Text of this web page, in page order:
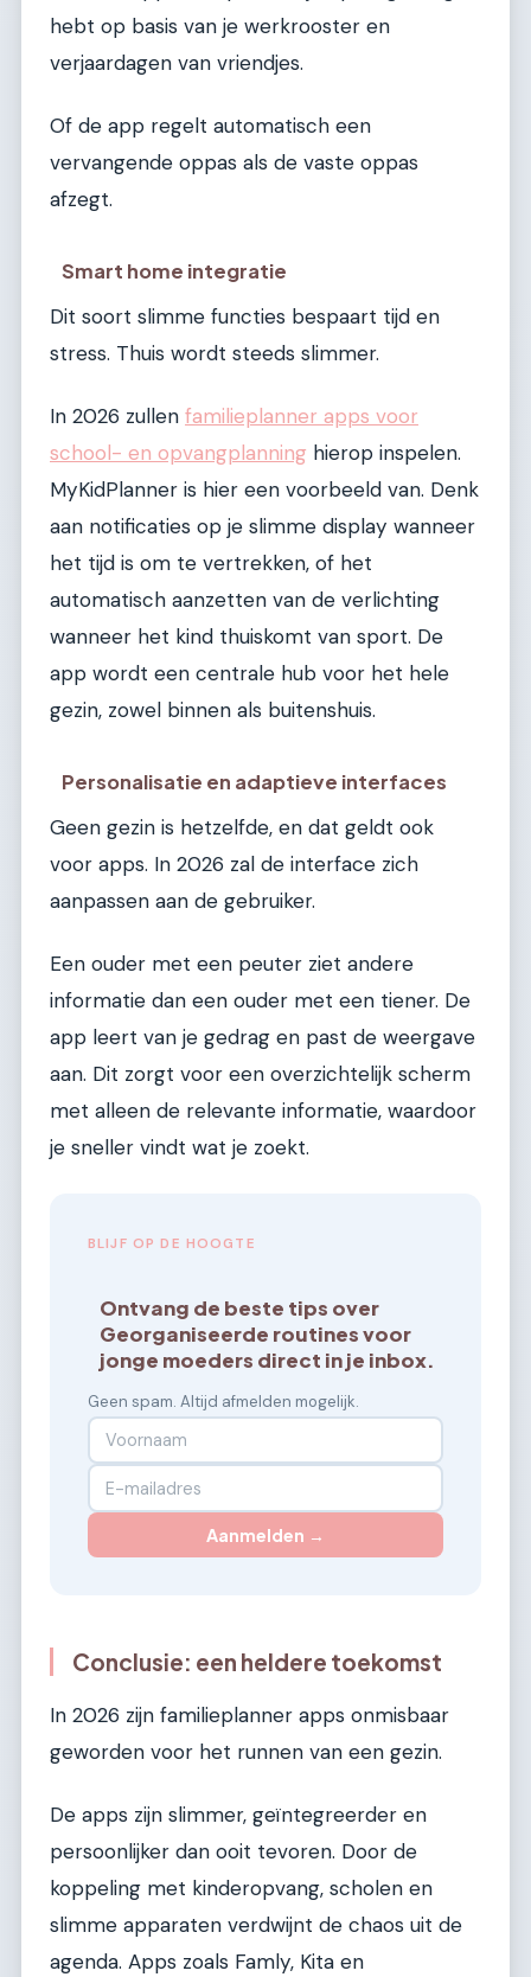
hebt op basis van je werkrooster en
verjaardagen van vriendjes.
Of de app regelt automatisch een
vervangende oppas als de vaste oppas
afzegt.
Smart home integratie
Dit soort slimme functies bespaart tijd en
stress. Thuis wordt steeds slimmer.
In 2026 zullen familieplanner apps voor
school- en opvangplanning hierop inspelen.
MyKidPlanner is hier een voorbeeld van. Denk
aan notificaties op je slimme display wanneer
het tijd is om te vertrekken, of het
automatisch aanzetten van de verlichting
wanneer het kind thuiskomt van sport. De
app wordt een centrale hub voor het hele
gezin, zowel binnen als buitenshuis.
Personalisatie en adaptieve interfaces
Geen gezin is hetzelfde, en dat geldt ook
voor apps. In 2026 zal de interface zich
aanpassen aan de gebruiker.
Een ouder met een peuter ziet andere
informatie dan een ouder met een tiener. De
app leert van je gedrag en past de weergave
aan. Dit zorgt voor een overzichtelijk scherm
met alleen de relevante informatie, waardoor
je sneller vindt wat je zoekt.
BLIJF OP DE HOOGTE
Ontvang de beste tips over
Georganiseerde routines voor
jonge moeders direct in je inbox.
Geen spam. Altijd afmelden mogelijk.
Aanmelden →
Conclusie: een heldere toekomst
In 2026 zijn familieplanner apps onmisbaar
geworden voor het runnen van een gezin.
De apps zijn slimmer, geïntegreerder en
persoonlijker dan ooit tevoren. Door de
koppeling met kinderopvang, scholen en
slimme apparaten verdwijnt de chaos uit de
agenda. Apps zoals Famly, Kita en